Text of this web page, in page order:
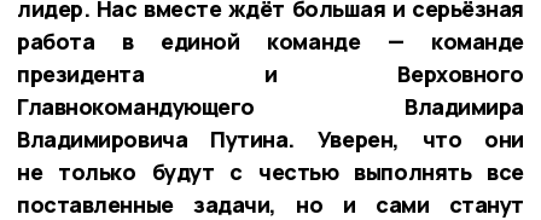
лидер. Нас вместе ждёт большая и серьёзная
работа в единой команде — команде
президента и Верховного
Главнокомандующего Владимира
Владимировича Путина. Уверен, что они
не только будут с честью выполнять все
поставленные задачи, но и сами станут